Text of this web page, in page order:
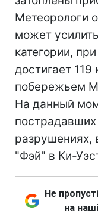
Метеорологи
может
категории,
достигает
побережьем
На данный
разрушениях,
"Фэй" в Ки-
Не
на